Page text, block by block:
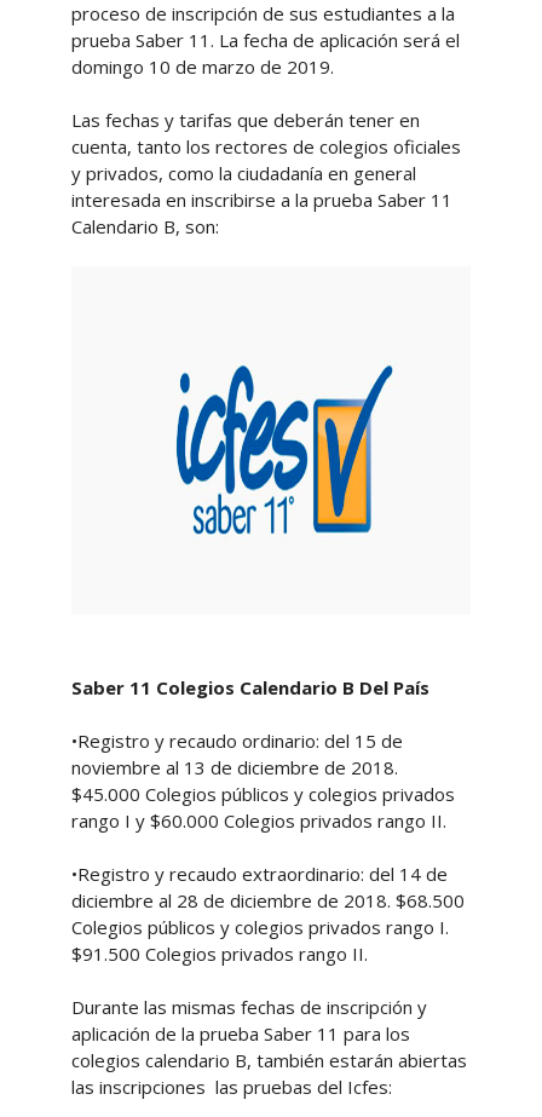
proceso de inscripción de sus estudiantes a la
prueba Saber 11. La fecha de aplicación será el
domingo 10 de marzo de 2019.
Las fechas y tarifas que deberán tener en
cuenta, tanto los rectores de colegios oficiales
y privados, como la ciudadanía en general
interesada en inscribirse a la prueba Saber 11
Calendario B, son:
Saber 11 Colegios Calendario B Del País
•Registro y recaudo ordinario: del 15 de
noviembre al 13 de diciembre de 2018.
$45.000 Colegios públicos y colegios privados
rango I y $60.000 Colegios privados rango II.
•Registro y recaudo extraordinario: del 14 de
diciembre al 28 de diciembre de 2018. $68.500
Colegios públicos y colegios privados rango I.
$91.500 Colegios privados rango II.
Durante las mismas fechas de inscripción y
aplicación de la prueba Saber 11 para los
colegios calendario B, también estarán abiertas
las inscripciones las pruebas del Icfes: